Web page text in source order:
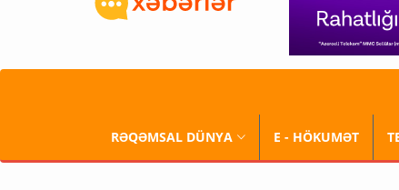
RƏQƏMSAL DÜNYA E - HÖKUMƏT